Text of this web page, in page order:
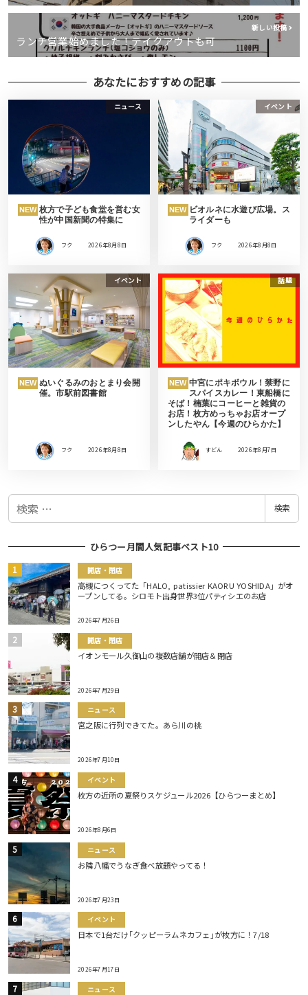
新しい投稿
ランチ営業始めました！テイクアウトも可
あなたにおすすめの記事
ニュース
NEW 枚方で子ども食堂を営む女
性が中国新聞の特集に
フク 2026年8月8日
イベント
NEW ビオルネに水遊び広場。ス
ライダーも
フク 2026年8月8日
イベント
NEW ぬいぐるみのおとまり会開
催。市駅前図書館
フク 2026年8月8日
話題
NEW 中宮にポキボウル！禁野に
スパイスカレー！東船橋に
そば！楠葉にコーヒーと雑貨の
お店！枚方めっちゃお店オープ
ンしたやん【今週のひらかた】
すどん 2026年8月7日
検
検索
ひらつー月間人気記事ベスト10
開店・閉店
高槻につくってた「HALO, patissier KAORU YOSHIDA」がオ
ープンしてる。シロモト出身世界3位パティシエのお店
2026年7月26日
開店・閉店
イオンモール久御山の複数店舗が開店＆閉店
2026年7月29日
ニュース
宮之阪に行列できてた。あら川の桃
2026年7月10日
イベント
枚方の近所の夏祭りスケジュール2026【ひらつーまとめ】
2026年8月6日
ニュース
お隣八幡でうなぎ食べ放題やってる！
2026年7月23日
イベント
日本で1台だけ｢クッピーラムネカフェ｣が枚方に！7/18
2026年7月17日
ニュース